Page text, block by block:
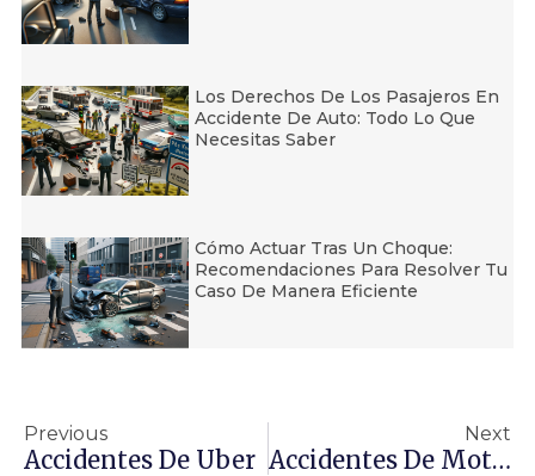
Los Derechos De Los Pasajeros En
Accidente De Auto: Todo Lo Que
Necesitas Saber
Cómo Actuar Tras Un Choque:
Recomendaciones Para Resolver Tu
Caso De Manera Eficiente
Previous
Accidentes De Uber
Next
Accidentes De Motocicleta